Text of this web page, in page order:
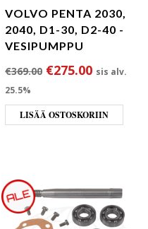
VOLVO PENTA 2030,
2040, D1-30, D2-40 -
VESIPUMPPU
€369.00 Alkuperäinen
€275.00 sis alv.
25.5%
LISÄÄ OSTOSKORIIN